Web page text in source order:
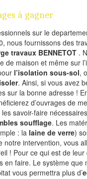
à gagner
sur le
nous fournissons des
travaux BENNETOT .
de maison et même sur
l’isolation sous-sol,
. Ainsi, si vous avez
sur la bonne adresse !
d’ouvrages de
savoir-faire
soufflage. Les
: la laine de verre)
notre intervention, vous
! Pour ce qui est de
en faire. Le système que
vous permettra plus d’